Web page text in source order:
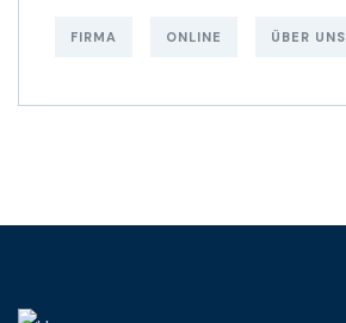
FIRMA ONLINE ÜBER UNS